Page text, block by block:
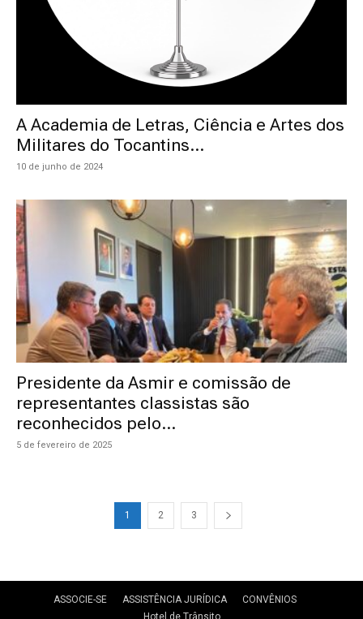
A Academia de Letras, Ciência e Artes dos
Militares do Tocantins...
10 de junho de 2024
Presidente da Asmir e comissão de
representantes classistas são
reconhecidos pelo...
5 de fevereiro de 2025
1 2 3
ASSOCIE-SE ASSISTÊNCIA JURÍDICA
CONVÊNIOS